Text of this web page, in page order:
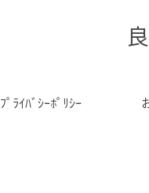
ﾌﾟﾗｲﾊﾞｼｰﾎﾟﾘｼｰ